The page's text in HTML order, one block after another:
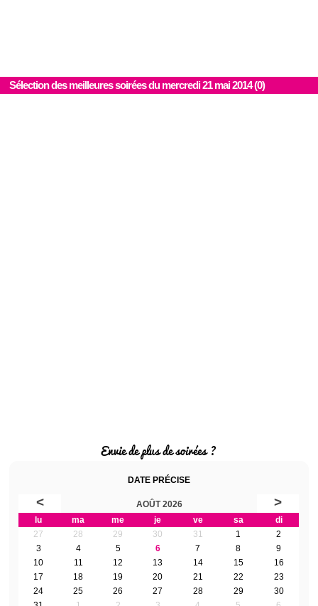
Sélection des meilleures soirées du mercredi 21 mai 2014 (0)
Envie de plus de soirées ?
DATE PRÉCISE
< AOÛT 2026 >
lu ma me je ve sa
di
27
28 29 30 31 1
2
3
4 5 6 7 8
9
10
11 12 13 14 15
16
17
18 19 20 21 22
23
24
25 26 27 28 29
30